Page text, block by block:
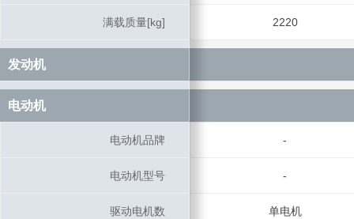
满载质量[kg] 2220
发动机
电动机
电动机品牌 -
电动机型号 -
驱动电机数 单电机
满载质量[kg]
发动机
电动机
电动机品牌
电动机型号
驱动电机数